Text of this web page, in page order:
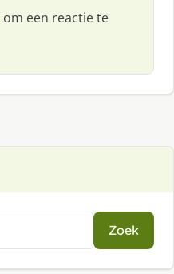
om een reactie te
Zoek